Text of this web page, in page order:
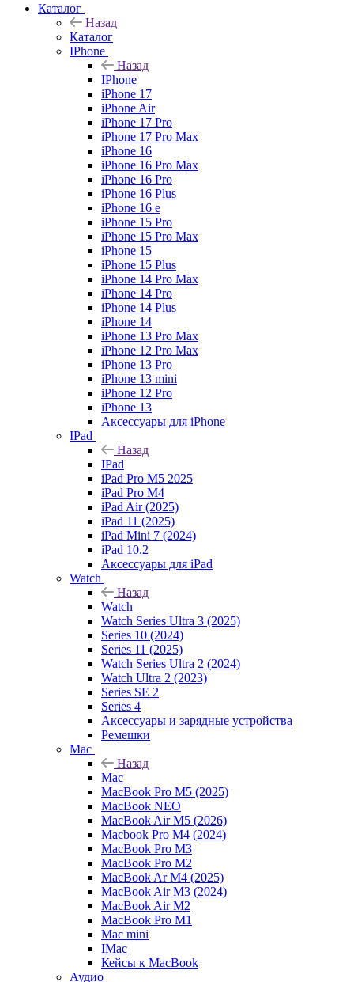
Каталог
Назад
Каталог
IPhone
Назад
IPhone
iPhone 17
iPhone Air
iPhone 17 Pro
iPhone 17 Pro Max
iPhone 16
iPhone 16 Pro Max
iPhone 16 Pro
iPhone 16 Plus
iPhone 16 e
iPhone 15 Pro
iPhone 15 Pro Max
iPhone 15
iPhone 15 Plus
iPhone 14 Pro Max
iPhone 14 Pro
iPhone 14 Plus
iPhone 14
iPhone 13 Pro Max
iPhone 12 Pro Max
iPhone 13 Pro
iPhone 13 mini
iPhone 12 Pro
iPhone 13
Аксессуары для iPhone
IPad
Назад
IPad
iPad Pro M5 2025
iPad Pro M4
iPad Air (2025)
iPad 11 (2025)
iPad Mini 7 (2024)
iPad 10.2
Аксессуары для iPad
Watch
Назад
Watch
Watch Series Ultra 3 (2025)
Series 10 (2024)
Series 11 (2025)
Watch Series Ultra 2 (2024)
Watch Ultra 2 (2023)
Series SE 2
Series 4
Аксессуары и зарядные устройства
Ремешки
Mac
Назад
Mac
MacBook Pro M5 (2025)
MacBook NEO
MacBook Air M5 (2026)
Macbook Pro M4 (2024)
MacBook Pro M3
MacBook Pro M2
MacBook Ar M4 (2025)
MacBook Air M3 (2024)
MacBook Air M2
MacBook Pro M1
Mac mini
IMac
Кейсы к MacBook
Аудио